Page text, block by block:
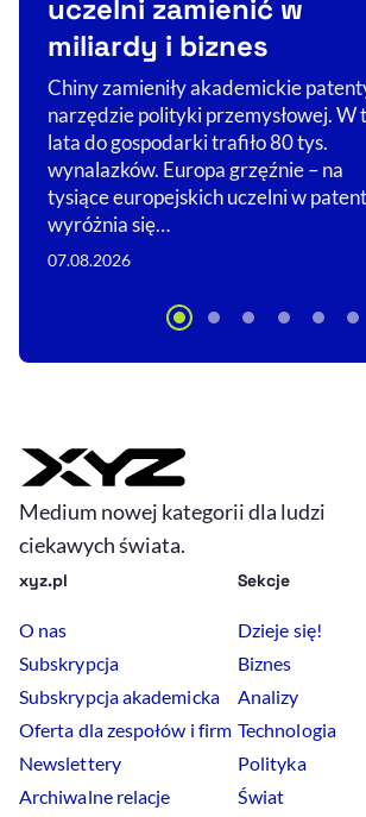
uczelni zamienić w
miliardy i biznes
Chiny zamieniły akademickie
narzędzie polityki przemysłowej. W
lata do gospodarki trafiło 80 tys.
wynalazków. Europa grzęźnie – na
tysiące europejskich uczelni w
wyróżnia się…
07.08.2026
Medium nowej kategorii dla ludzi
ciekawych świata.
xyz.pl
O nas
Subskrypcja
Subskrypcja akademicka
Oferta dla zespołów i firm
Newslettery
Archiwalne relacje
Sekcje
Dzieje się!
Biznes
Analizy
Technologia
Polityka
Świat